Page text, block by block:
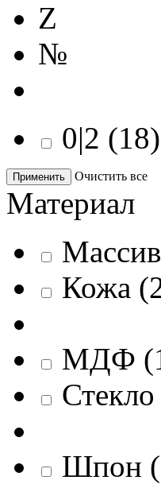
Z
№
0|2 (18)
Применить Очистить все
Материал
Кожа (
МДФ (
Стекло
Шпон (